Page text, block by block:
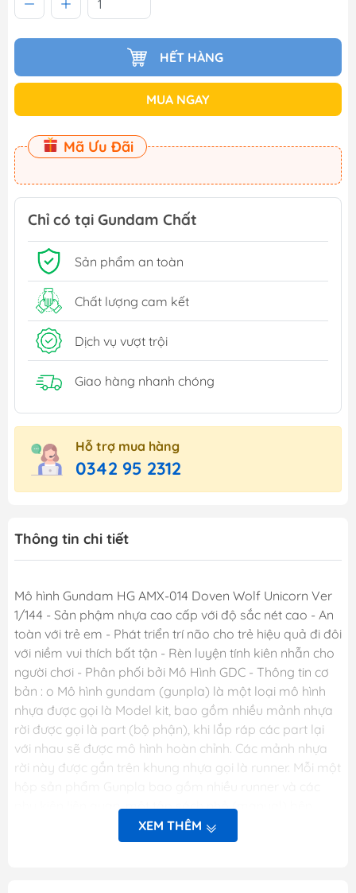
HẾT HÀNG
MUA NGAY
Mã Ưu Đãi
Chỉ có tại Gundam Chất
Sản phẩm an toàn
Chất lượng cam kết
Dịch vụ vượt trội
Giao hàng nhanh chóng
Hỗ trợ mua hàng
0342 95 2312
Thông tin chi tiết
Mô hình Gundam HG AMX-014 Doven Wolf Unicorn Ver
1/144 - Sản phậm nhựa cao cấp với độ sắc nét cao - An
toàn với trẻ em - Phát triển trí não cho trẻ hiệu quả đi đôi
với niềm vui thích bất tận - Rèn luyện tính kiên nhẫn cho
người chơi - Phân phối bởi Mô Hình GDC - Thông tin cơ
bản : o Mô hình gundam (gunpla) là một loại mô hình
nhựa được gọi là Model kit, bao gồm nhiều mảnh nhựa
rời được gọi là part (bộ phận), khi lắp ráp các part lại
với nhau sẽ được mô hình hoàn chỉnh. Các mảnh nhựa
rời này được gắn trên khung nhựa gọi là runner. Mỗi một
phụ kiện liên quan, một tập sách nhỏ (manual) bên
trong giới thiệu sơ lược về mẫu Gundam trong hộp và
phần hướng dẫn cách lắp ráp. o Dòng gundam với các
XEM THÊM